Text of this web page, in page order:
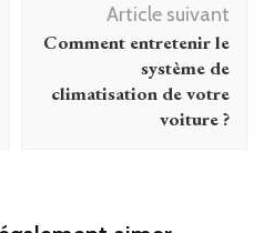
Article suivant
Comment entretenir le
système de
climatisation de votre
voiture ?